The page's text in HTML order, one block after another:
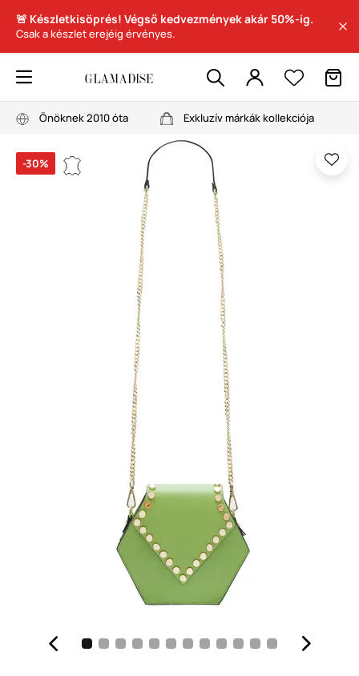
🚨 Készletkisöprés! Végső kedvezmények akár 50%-ig.
Csak a készlet erejéig érvényes.
Önöknek 2010 óta Exkluzív márkák kollekciója
-30%